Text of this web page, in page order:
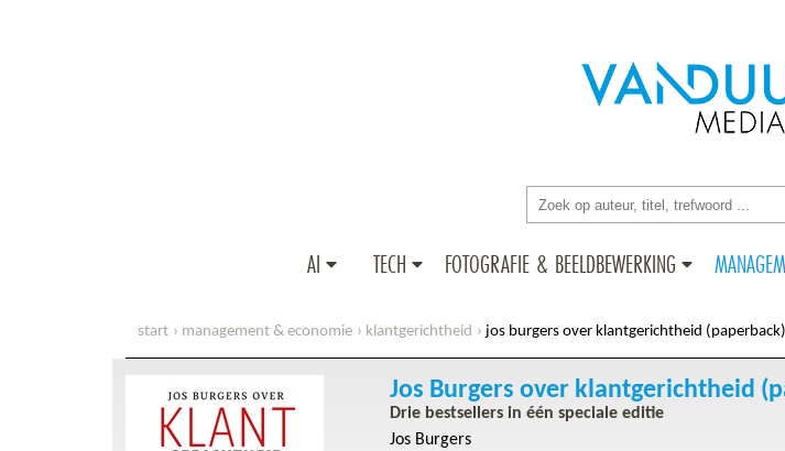
AI TECH FOTOGRAFIE & BEELDBEWERKING
start management & economie klantgerichtheid jos burgers over klantgerichtheid (paperback)
Jos Burgers over klantgerichtheid
Drie bestsellers in één speciale editie
Jos Burgers